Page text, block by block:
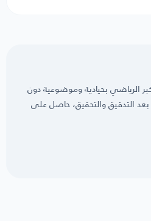
الرياضي بحيادية وموضوعية دون
بعد التدقيق والتحقيق، حاصل على